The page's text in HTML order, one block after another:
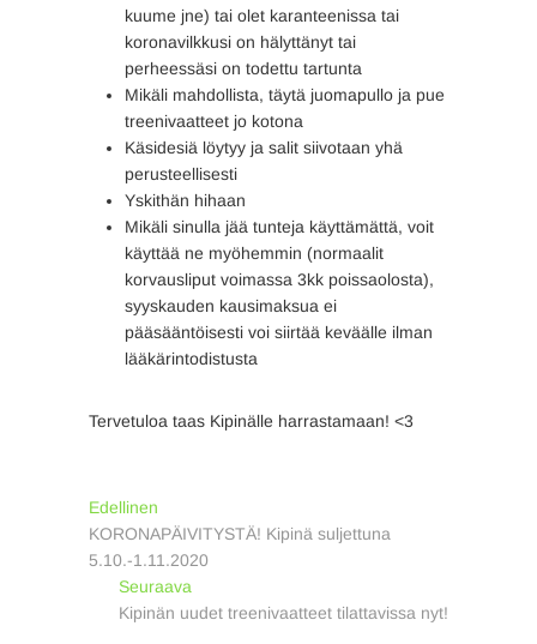
kuume jne) tai olet karanteenissa tai
koronavilkkusi on hälyttänyt tai
perheessäsi on todettu tartunta
Mikäli mahdollista, täytä juomapullo ja pue
treenivaatteet jo kotona
Käsidesiä löytyy ja salit siivotaan yhä
perusteellisesti
Yskithän hihaan
Mikäli sinulla jää tunteja käyttämättä, voit
käyttää ne myöhemmin (normaalit
korvausliput voimassa 3kk poissaolosta),
syyskauden kausimaksua ei
pääsääntöisesti voi siirtää keväälle ilman
lääkärintodistusta
Tervetuloa taas Kipinälle harrastamaan! <3
Artikkelien
selaus
Edellinen
post:
KORONAPÄIVITYSTÄ! Kipinä suljettuna
5.10.-1.11.2020
Seuraava
post:
Kipinän uudet treenivaatteet tilattavissa nyt!